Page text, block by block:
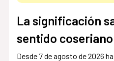
La significación
sentido coseriano
Desde 7 de agosto de 2026